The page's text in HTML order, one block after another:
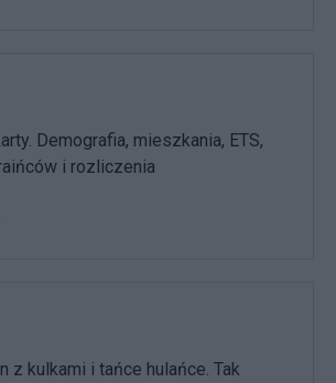
Demografia, mieszkania, ETS,
i rozliczenia
z kulkami i tańce hulańce. Tak